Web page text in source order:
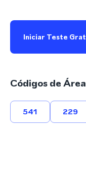
Iniciar Teste
Códigos de
541 229